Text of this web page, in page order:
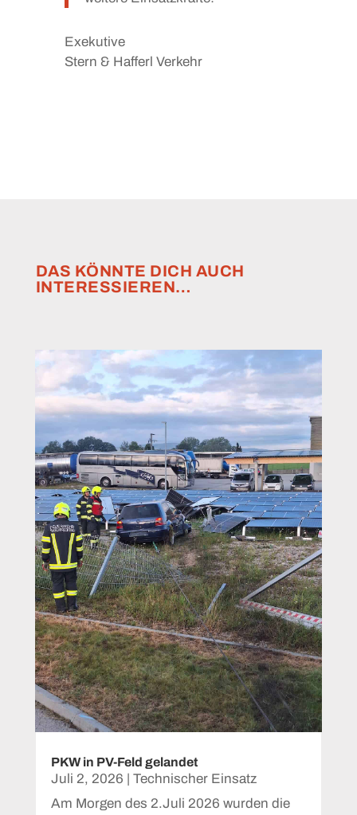
Exekutive
Stern & Hafferl Verkehr
DAS KÖNNTE DICH AUCH
INTERESSIEREN…
PKW in PV-Feld gelandet
Juli 2, 2026 | Technischer Einsatz
Am Morgen des 2.Juli 2026 wurden die